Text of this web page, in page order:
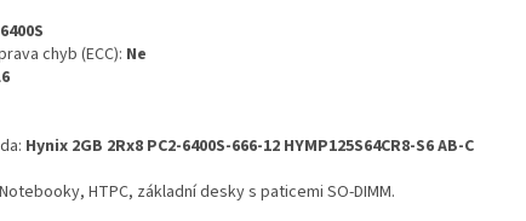
chyb (ECC): Ne
Hynix 2GB 2Rx8 PC2-6400S-666-12 HYMP125S64CR8-S6 AB-C
HTPC, základní desky s paticemi SO-DIMM.